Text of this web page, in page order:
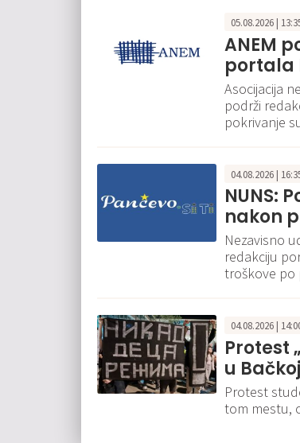
05.08.2026 |
ANEM
portala
Asocijacija
podrži
pokrivanje
04.08.2026 |
NUNS:
nakon
Nezavisno
redakciju
troškove po
04.08.2026 |
Protest
u
Protest
tom mestu,